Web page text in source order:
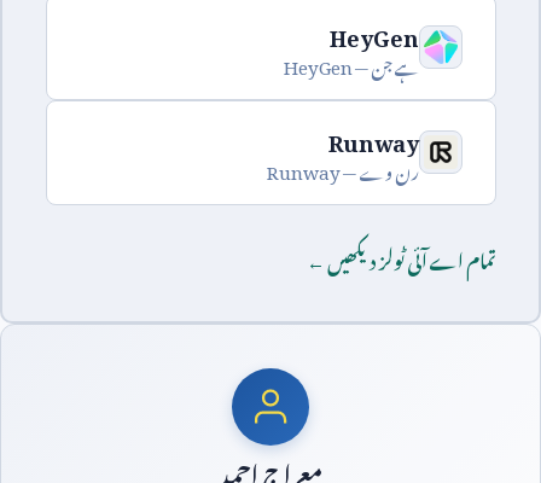
HeyGen
ہے جن —HeyGen
Runway
رن وے —Runway
تمام اے آئی ٹولز دیکھیں ←